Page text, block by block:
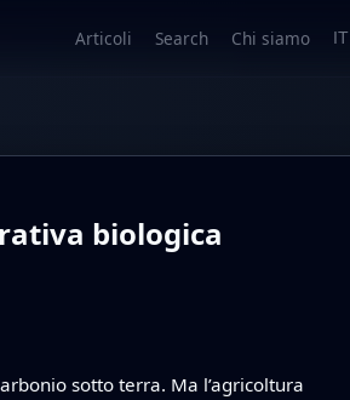
Articoli Search Chi siamo IT
biologica
sotto terra. Ma l’agricoltura